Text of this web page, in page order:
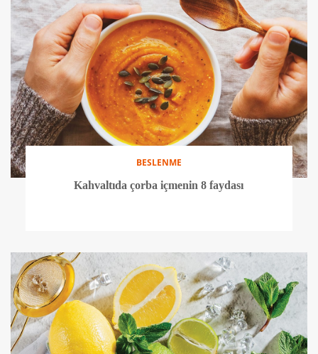
BESLENME
Kahvaltıda çorba içmenin 8 faydası